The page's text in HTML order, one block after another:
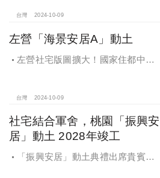
台灣 2024-10-09
左營「海景安居A」動土
左營社宅版圖擴大！國家住都中心
台灣 2024-10-09
社宅結合軍舍，桃園「振興安
居」動土 2028年竣工
「振興安居」動土典禮出席貴賓有